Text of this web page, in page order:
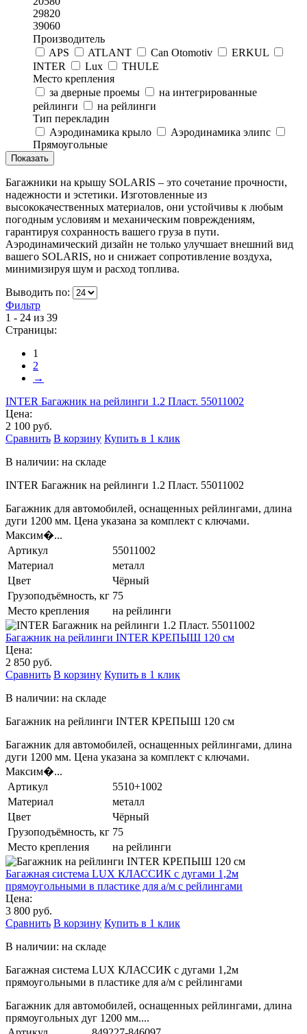
29820
39060
Производитель
APS
ATLANT Can Otomotiv
ERKUL
INTER
Lux
THULE
Место крепления
за дверные проемы
на интегрированные
рейлинги
на рейлинги
Тип перекладин
Аэродинамика крыло
Аэродинамика элипс
Прямоугольные
Багажники на крышу SOLARIS – это сочетание прочности,
надежности и эстетики. Изготовленные из
высококачественных материалов, они устойчивы к любым
погодным условиям и механическим повреждениям,
гарантируя сохранность вашего груза в пути.
Аэродинамический дизайн не только улучшает внешний вид
вашего SOLARIS, но и снижает сопротивление воздуха,
минимизируя шум и расход топлива.
Выводить по:
Фильтр
1 - 24 из 39
Страницы:
1
2
→
INTER Багажник на рейлинги 1.2 Пласт. 55011002
Цена:
2 100 руб.
Сравнить В корзину Купить в 1 клик
В наличии: на складе
INTER Багажник на рейлинги 1.2 Пласт. 55011002
Багажник для автомобилей, оснащенных рейлингами, длина
дуги 1200 мм. Цена указана за комплект с ключами.
Максим�...
Артикул
55011002
Материал
металл
Цвет
Чёрный
Грузоподъёмность, кг 75
Место крепления
на рейлинги
Багажник на рейлинги INTER КРЕПЫШ 120 см
Цена:
2 850 руб.
Сравнить В корзину Купить в 1 клик
В наличии: на складе
Багажник на рейлинги INTER КРЕПЫШ 120 см
Багажник для автомобилей, оснащенных рейлингами, длина
дуги 1200 мм. Цена указана за комплект с ключами.
Максим�...
Артикул
5510+1002
Материал
металл
Цвет
Чёрный
Грузоподъёмность, кг 75
Место крепления
на рейлинги
Багажная система LUX КЛАССИК с дугами 1,2м
прямоугольными в пластике для а/м с рейлингами
Цена:
3 800 руб.
Сравнить В корзину Купить в 1 клик
В наличии: на складе
Багажная система LUX КЛАССИК с дугами 1,2м
прямоугольными в пластике для а/м с рейлингами
Багажник для автомобилей, оснащенных рейлингами, длина
прямоугольных дуг 1200 мм....